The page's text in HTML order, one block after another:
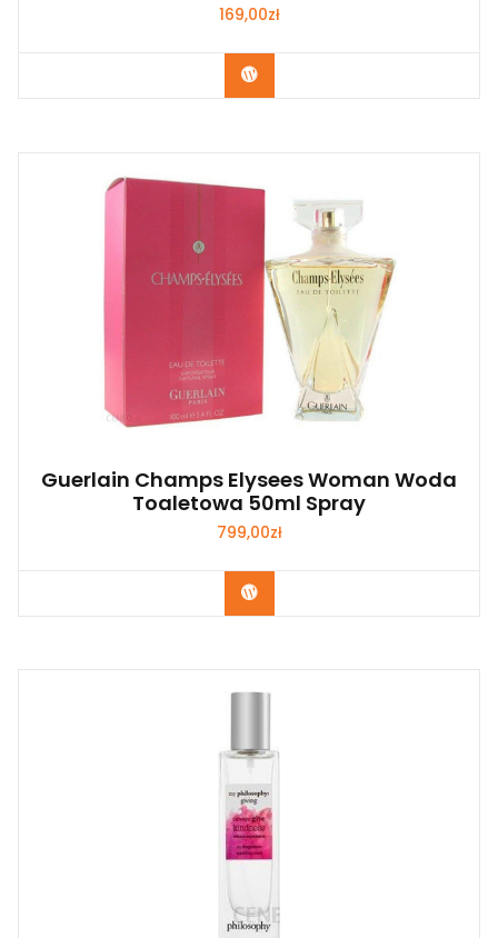
169,00zł
Zobacz
Guerlain Champs Elysees Woman Woda
Toaletowa 50ml Spray
799,00zł
Zobacz